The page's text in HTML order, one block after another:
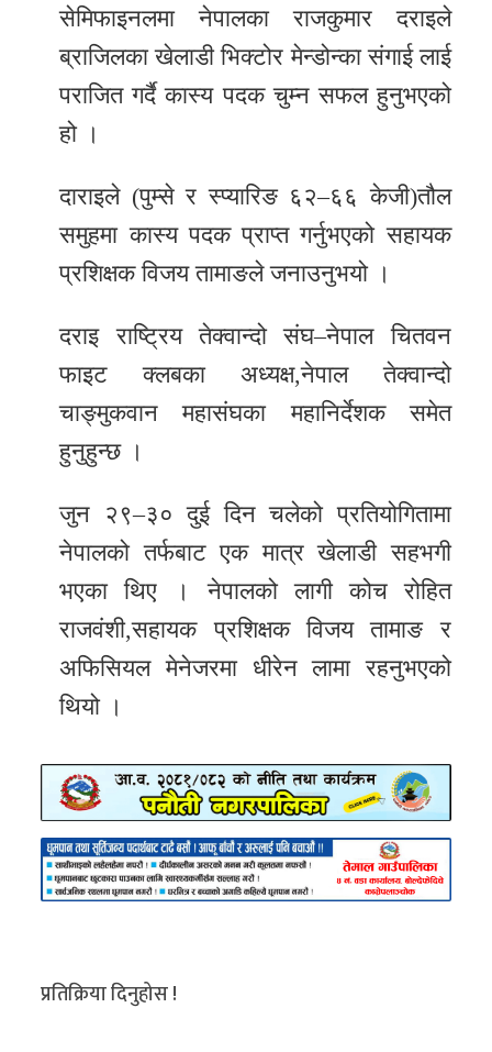
नमोबुद्ध
English
सेमिफाइनलमा नेपालका राजकुमार दराइले
ब्राजिलका खेलाडी भिक्टोर मेन्डोन्का संगाई लाई
पराजित गर्दै कास्य पदक चुम्न सफल हुनुभएको
हो ।
दाराइले (पुम्से र स्प्यारिङ ६२–६६ केजी)तौल
समुहमा कास्य पदक प्राप्त गर्नुभएको सहायक
प्रशिक्षक विजय तामाङले जनाउनुभयो ।
दराइ राष्ट्रिय तेक्वान्दो संघ–नेपाल चितवन
फाइट क्लबका अध्यक्ष,नेपाल तेक्वान्दो
चाङ्मुकवान महासंघका महानिर्देशक समेत
हुनुहुन्छ ।
जुन २९–३० दुई दिन चलेको प्रतियोगितामा
नेपालको तर्फबाट एक मात्र खेलाडी सहभगी
भएका थिए । नेपालको लागी कोच रोहित
राजवंशी,सहायक प्रशिक्षक विजय तामाङ र
अफिसियल मेनेजरमा धीरेन लामा रहनुभएको
थियो ।
प्रतिक्रिया दिनुहोस !